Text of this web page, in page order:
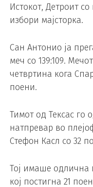
Истокот, Детроит
избори мајсторка.
Сан Антонио ја
меч со 139:109.
четвртина кога
поени.
Тимот од Тексас го
натпревар во
Стефон Касл со 32
Тој имаше
кој постигна 21